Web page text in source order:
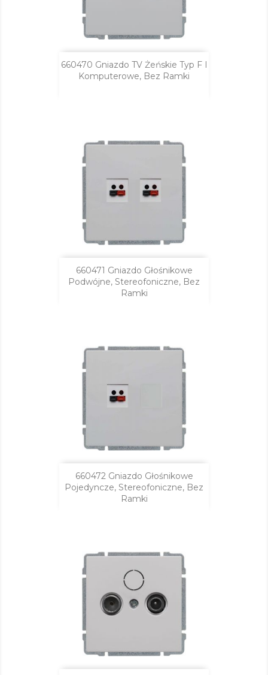
660470 Gniazdo TV Żeńskie Typ F I
Komputerowe, Bez Ramki
660471 Gniazdo Głośnikowe
Podwójne, Stereofoniczne, Bez
Ramki
660472 Gniazdo Głośnikowe
Pojedyncze, Stereofoniczne, Bez
Ramki